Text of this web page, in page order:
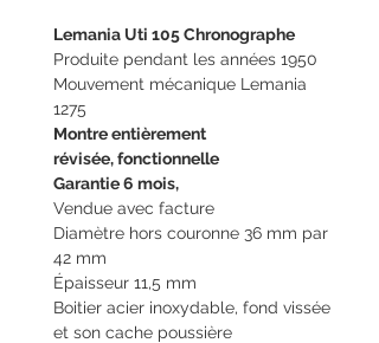
Lemania Uti 105 Chronographe
Produite pendant les années 1950
Mouvement mécanique Lemania
1275
Montre entièrement
révisée, fonctionnelle
Garantie 6 mois,
Vendue avec facture
Diamètre hors couronne 36 mm par
42 mm
Épaisseur 11,5 mm
Boitier acier inoxydable, fond vissée
et son cache poussière